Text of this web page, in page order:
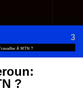
3
À MTN ?
?